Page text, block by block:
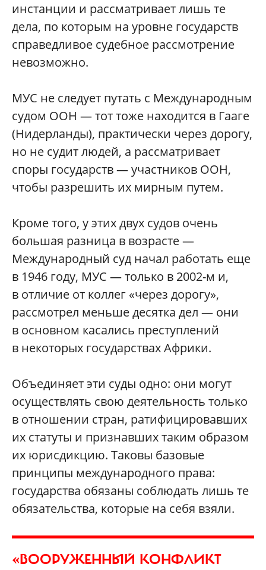
инстанции и рассматривает лишь те
дела, по которым на уровне государств
справедливое судебное рассмотрение
невозможно.
МУС не следует путать с Международным
судом ООН — тот тоже находится в Гааге
(Нидерланды), практически через дорогу,
но не судит людей, а рассматривает
споры государств — участников ООН,
чтобы разрешить их мирным путем.
Кроме того, у этих двух судов очень
большая разница в возрасте —
Международный суд начал работать еще
в 1946 году, МУС — только в 2002-м и,
в отличие от коллег «через дорогу»,
рассмотрел меньше десятка дел — они
в основном касались преступлений
в некоторых государствах Африки.
Объединяет эти суды одно: они могут
осуществлять свою деятельность только
в отношении стран, ратифицировавших
их статуты и признавших таким образом
их юрисдикцию. Таковы базовые
принципы международного права:
государства обязаны соблюдать лишь те
обязательства, которые на себя взяли.
«ВООРУЖЕННЫЙ КОНФЛИКТ